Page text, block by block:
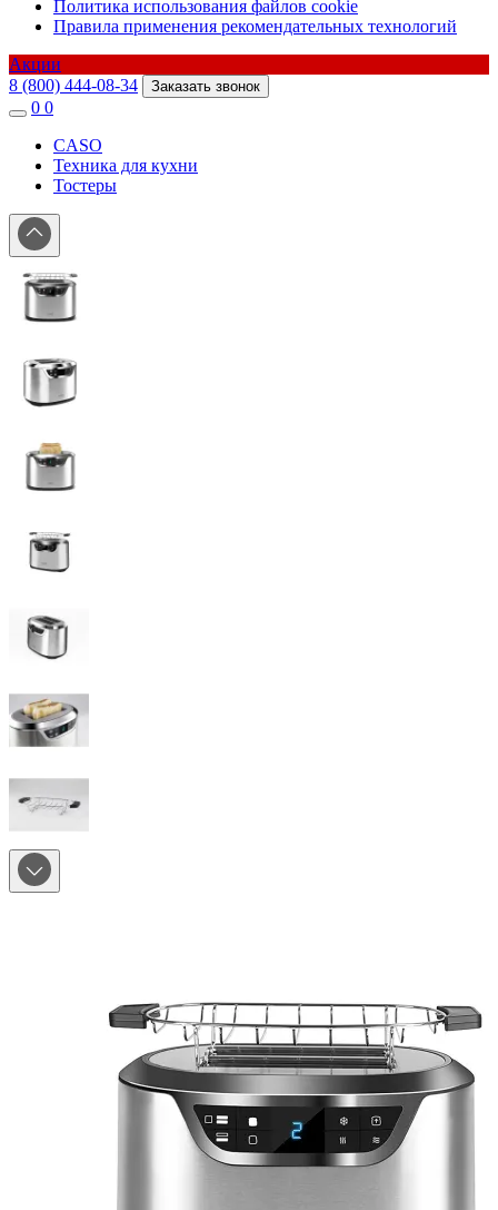
Политика использования файлов cookie
Правила применения рекомендательных технологий
Акции
8 (800) 444-08-34
Заказать звонок
0 0
CASO
Техника для кухни
Тостеры